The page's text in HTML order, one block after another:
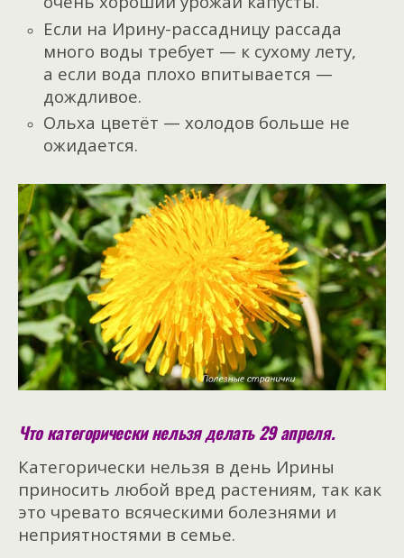
Если на Ирину-рассадницу рассада
много воды требует — к сухому лету,
а если вода плохо впитывается —
дождливое.
Ольха цветёт — холодов больше не
ожидается.
Что категорически нельзя делать 29 апреля.
Категорически нельзя в день Ирины
приносить любой вред растениям, так как
это чревато всяческими болезнями и
неприятностями в семье.